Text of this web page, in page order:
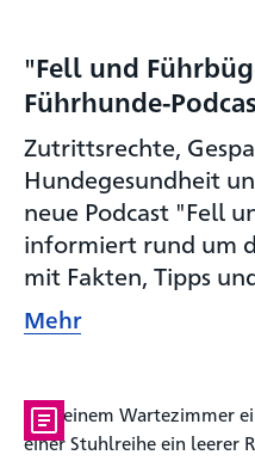
"Fell und
Führhunde-
Zutrittsrechte,
Hundegesundheit
neue Podcast "Fell
informiert rund um
mit Fakten, Tipps
Mehr